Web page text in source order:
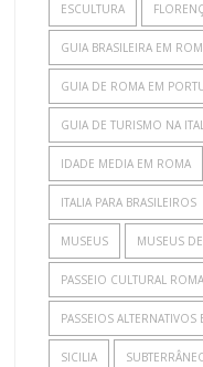
ESCULTURA
GUIA BRASILEIRA EM
GUIA DE ROMA EM
GUIA DE TURISMO NA
IDADE MEDIA EM ROMA
ITALIA PARA BRASILEIROS
MUSEUS MUSEUS
PASSEIO CULTURAL ROMA
PASSEIOS
SICILIA